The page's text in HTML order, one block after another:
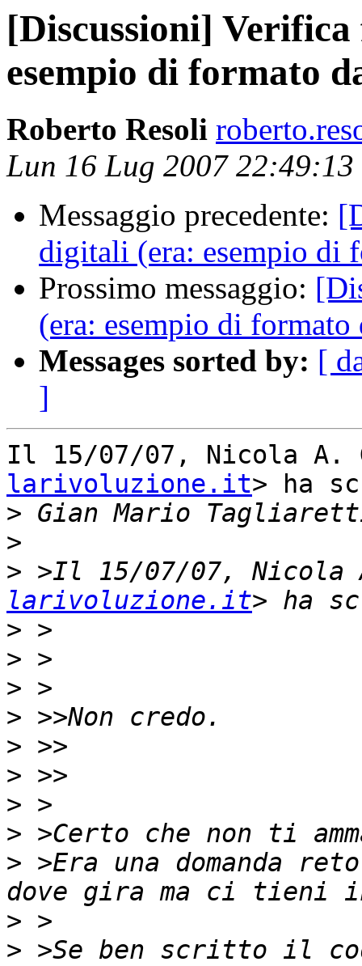
[Discussioni]
esempio di formato
Roberto Resoli
Lun 16 Lug 2007 22:49:13
Messaggio precedente:
digitali (era: esempio di
Prossimo messaggio:
(era: esempio di
Messages sorted by: [
]
Il 15/07/07, Nicola A.
larivoluzione.it> ha
>
>
> >Il 15/07/07, Nicola
larivoluzione.it
>
>
>
>
>
>
>
>
> >Era una domanda
>
> >Se ben scritto il